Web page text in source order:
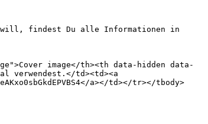
will, findest Du alle Informationen in
image</th><th data-hidden data-
verwendest.</td><td><a
a></td></tr></tbody>